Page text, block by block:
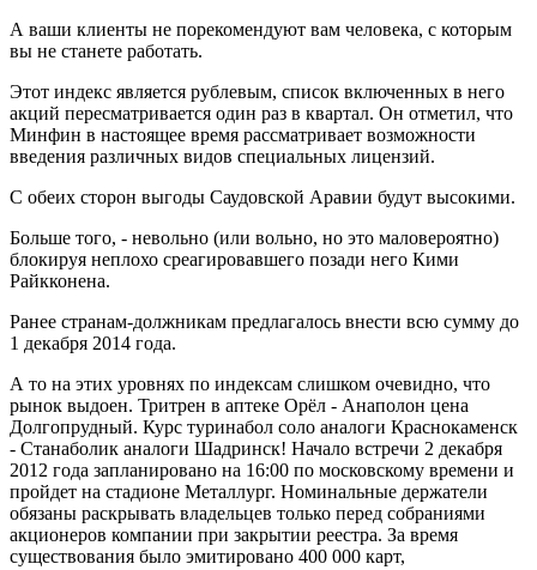
А ваши клиенты не порекомендуют вам человека, с которым
вы не станете работать.
Этот индекс является рублевым, список включенных в него
акций пересматривается один раз в квартал. Он отметил, что
Минфин в настоящее время рассматривает возможности
введения различных видов специальных лицензий.
С обеих сторон выгоды Саудовской Аравии будут высокими.
Больше того, - невольно (или вольно, но это маловероятно)
блокируя неплохо среагировавшего позади него Кими
Райкконена.
Ранее странам-должникам предлагалось внести всю сумму до
1 декабря 2014 года.
А то на этих уровнях по индексам слишком очевидно, что
рынок выдоен. Тритрен в аптеке Орёл - Анаполон цена
Долгопрудный. Курс туринабол соло аналоги Краснокаменск
- Станаболик аналоги Шадринск! Начало встречи 2 декабря
2012 года запланировано на 16:00 по московскому времени и
пройдет на стадионе Металлург. Номинальные держатели
обязаны раскрывать владельцев только перед собраниями
акционеров компании при закрытии реестра. За время
существования было эмитировано 400 000 карт,